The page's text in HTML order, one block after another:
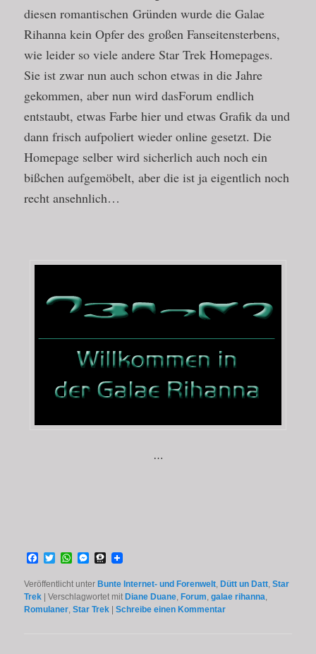
diesen romantischen Gründen wurde die Galae
Rihanna kein Opfer des großen Fanseitensterbens,
wie leider so viele andere Star Trek Homepages.
Sie ist zwar nun auch schon etwas in die Jahre
gekommen, aber nun wird dasForum endlich
entstaubt, etwas Farbe hier und etwas Grafik da und
dann frisch aufpoliert wieder online gesetzt. Die
Homepage selber wird sicherlich auch noch ein
bißchen aufgemöbelt, aber die ist ja eigentlich noch
recht ansehnlich…
…
Facebook
TwitterWhatsApp
Messenger
Threema
Veröffentlicht unter Bunte Internet- und Forenwelt, Dütt un Datt,Star
Trek
|Verschlagwortet mit Diane Duane, Forum,galae rihanna,
Romulaner,Star Trek |Schreibe einen Kommentar